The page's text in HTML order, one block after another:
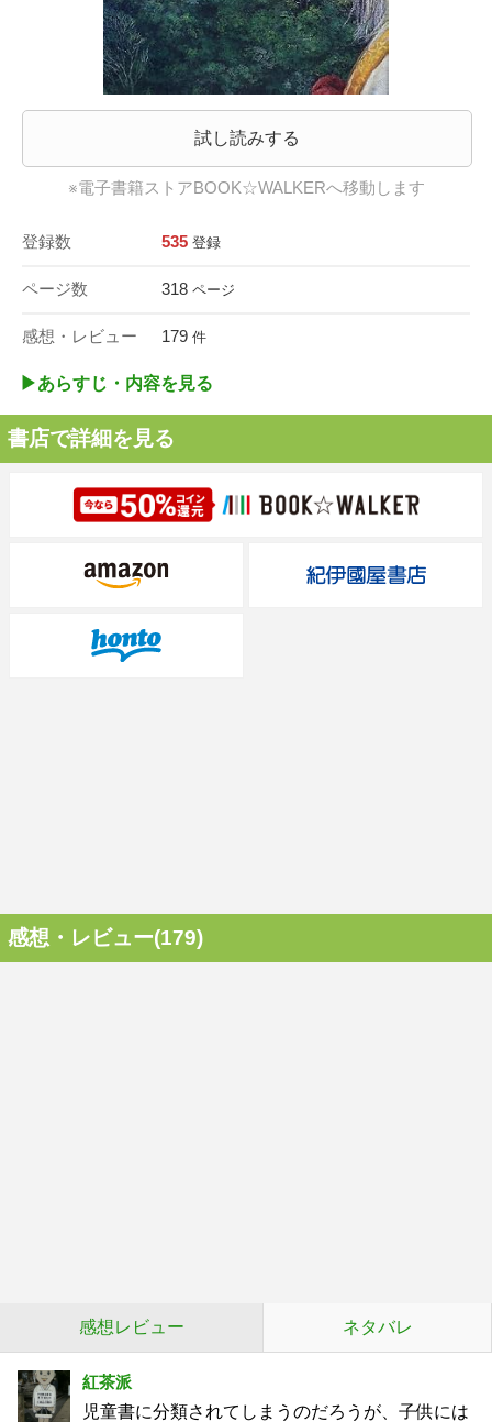
試し読みする
※電子書籍ストアBOOK☆WALKERへ移動します
登録数 535 登録
ページ数 318 ページ
感想・レビュー 179 件
▶︎あらすじ・内容を見る
書店で詳細を見る
感想・レビュー(179)
感想レビュー ネタバレ
紅茶派
児童書に分類されてしまうのだろうが、子供には